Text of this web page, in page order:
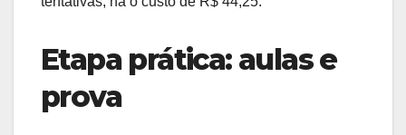
Etapa prática: aulas e
prova